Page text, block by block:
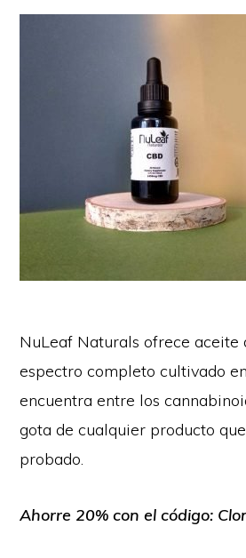
NuLeaf Naturals ofrece aceite
espectro completo cultivado
encuentra entre los
gota de cualquier producto
probado.
Ahorre 20% con el código: